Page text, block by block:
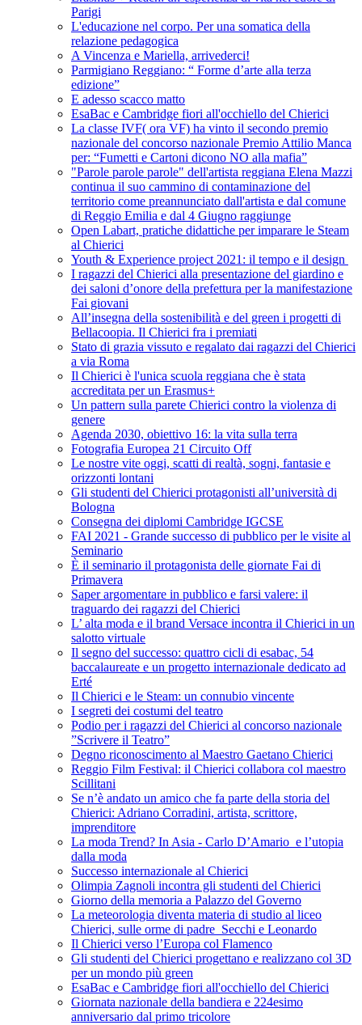
Parigi
L'educazione nel corpo. Per una somatica della
relazione pedagogica
A Vincenza e Mariella, arrivederci!
Parmigiano Reggiano: “ Forme d’arte alla terza
edizione”
E adesso scacco matto
EsaBac e Cambridge fiori all'occhiello del Chierici
La classe IVF( ora VF) ha vinto il secondo premio
nazionale del concorso nazionale Premio Attilio Manca
per: “Fumetti e Cartoni dicono NO alla mafia”
"Parole parole parole" dell'artista reggiana Elena Mazzi
continua il suo cammino di contaminazione del
territorio come preannunciato dall'artista e dal comune
di Reggio Emilia e dal 4 Giugno raggiunge
Open Labart, pratiche didattiche per imparare le Steam
al Chierici
Youth & Experience project 2021: il tempo e il design
I ragazzi del Chierici alla presentazione del giardino e
dei saloni d’onore della prefettura per la manifestazione
Fai giovani
All’insegna della sostenibilità e del green i progetti di
Bellacoopia. Il Chierici fra i premiati
Stato di grazia vissuto e regalato dai ragazzi del Chierici
a via Roma
Il Chierici è l'unica scuola reggiana che è stata
accreditata per un Erasmus+
Un pattern sulla parete Chierici contro la violenza di
genere
Agenda 2030, obiettivo 16: la vita sulla terra
Fotografia Europea 21 Circuito Off
Le nostre vite oggi, scatti di realtà, sogni, fantasie e
orizzonti lontani
Gli studenti del Chierici protagonisti all’università di
Bologna
Consegna dei diplomi Cambridge IGCSE
FAI 2021 - Grande successo di pubblico per le visite al
Seminario
È il seminario il protagonista delle giornate Fai di
Primavera
Saper argomentare in pubblico e farsi valere: il
traguardo dei ragazzi del Chierici
L’ alta moda e il brand Versace incontra il Chierici in un
salotto virtuale
Il segno del successo: quattro cicli di esabac, 54
baccalaureate e un progetto internazionale dedicato ad
Erté
Il Chierici e le Steam: un connubio vincente
I segreti dei costumi del teatro
Podio per i ragazzi del Chierici al concorso nazionale
”Scrivere il Teatro”
Degno riconoscimento al Maestro Gaetano Chierici
Reggio Film Festival: il Chierici collabora col maestro
Scillitani
Se n’è andato un amico che fa parte della storia del
Chierici: Adriano Corradini, artista, scrittore,
imprenditore
La moda Trend? In Asia - Carlo D’Amario e l’utopia
dalla moda
Successo internazionale al Chierici
Olimpia Zagnoli incontra gli studenti del Chierici
Giorno della memoria a Palazzo del Governo
La meteorologia diventa materia di studio al liceo
Chierici, sulle orme di padre Secchi e Leonardo
Il Chierici verso l’Europa col Flamenco
Gli studenti del Chierici progettano e realizzano col 3D
per un mondo più green
EsaBac e Cambridge fiori all'occhiello del Chierici
Giornata nazionale della bandiera e 224esimo
anniversario dal primo tricolore